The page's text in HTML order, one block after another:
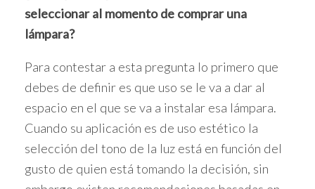
seleccionar al momento de comprar una
lámpara?
Para contestar a esta pregunta lo primero que
debes de definir es que uso se le va a dar al
espacio en el que se va a instalar esa lámpara.
Cuando su aplicación es de uso estético la
selección del tono de la luz está en función del
gusto de quien está tomando la decisión, sin